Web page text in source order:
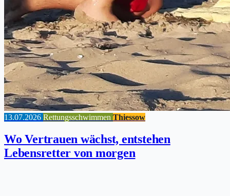
13.07.2026 Rettungsschwimmen Thiessow
Wo Vertrauen wächst, entstehen
Lebensretter von morgen